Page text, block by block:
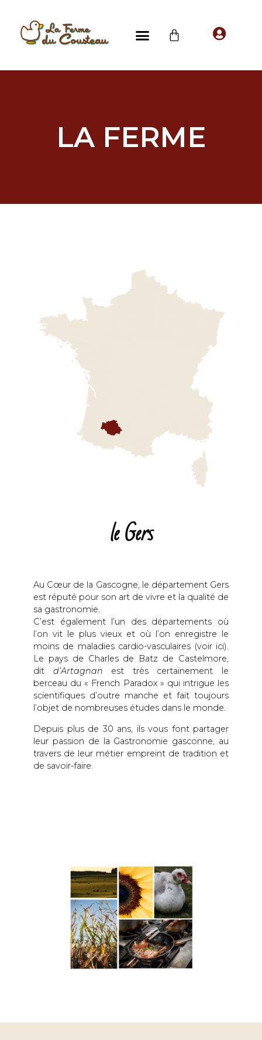
LA FERME
le Gers
Au Cœur de la Gascogne, le département Gers
est réputé pour son art de vivre et la qualité de
sa gastronomie.
C’est également l’un des départements où
l’on vit le plus vieux et où l’on enregistre le
moins de maladies cardio-vasculaires (voir ici).
Le pays de Charles de Batz de Castelmore,
dit d’Artagnan est très certainement le
berceau du « French Paradox » qui intrigue les
scientifiques d’outre manche et fait toujours
l’objet de nombreuses études dans le monde.
Depuis plus de 30 ans, ils vous font partager
leur passion de la Gastronomie gasconne, au
travers de leur métier empreint de tradition et
de savoir-faire.